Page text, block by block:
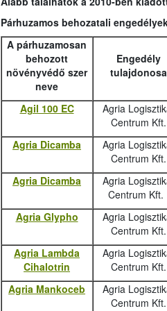
Párhuzamos behozatali
A párhuzamosan
behozott
növényvédő szer
neve
Engedély
tulajdonosa
Agil 100 EC
Agria
Centrum Kft.
Agria Dicamba
Agria
Centrum Kft.
Agria Dicamba
Agria
Centrum Kft.
Agria Glypho
Agria
Centrum Kft.
Agria Lambda
Cihalotrin
Agria
Centrum Kft.
Agria Mankoceb
Agria
Centrum Kft.